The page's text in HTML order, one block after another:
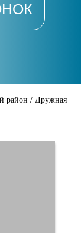
район / Дружная